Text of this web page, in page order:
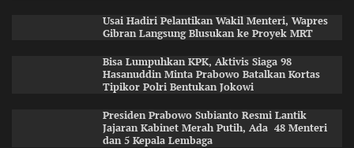
Usai Hadiri Pelantikan Wakil Menteri, Wapres
Gibran Langsung Blusukan ke Proyek MRT
Bisa Lumpuhkan KPK, Aktivis Siaga 98
Hasanuddin Minta Prabowo Batalkan Kortas
Tipikor Polri Bentukan Jokowi
Presiden Prabowo Subianto Resmi Lantik
Jajaran Kabinet Merah Putih, Ada 48 Menteri
dan 5 Kepala Lembaga